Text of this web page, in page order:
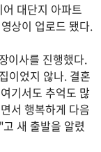
대단지 아파트
상이 업로드 됐다.
이사를 진행했다.
이었지 않나. 결혼
기서도 추억도 많
서 행복하게 다음
새 출발을 알렸